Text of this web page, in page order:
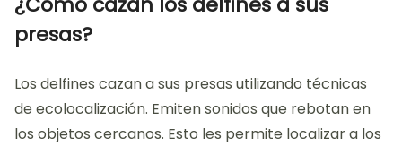
presas?
Los delfines cazan a sus presas utilizando técnicas
de ecolocalización. Emiten sonidos que rebotan en
los objetos cercanos. Esto les permite localizar a los